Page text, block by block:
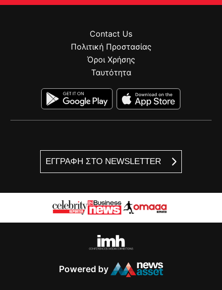
ΕΓΓΡΑΦΗ ΣΤΟ NEWSLETTER
Contact Us
Πολιτική Προστασίας
Όροι Χρήσης
Ταυτότητα
Powered by